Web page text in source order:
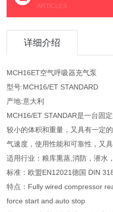
ARTICLES
详细介绍
MCH16ET空气呼吸器充气泵
型号:MCH16/ET STANDARD
产地:意大利
MCH16/ET STANDAR是一台固
较小的体积和重量，又具有一定
气速度，使用性能和可靠性，又
适用行业：粮库熏蒸,消防，潜水
标准：欧盟EN12021德国 DIN
特点：Fully wired compressor
force start and auto stop